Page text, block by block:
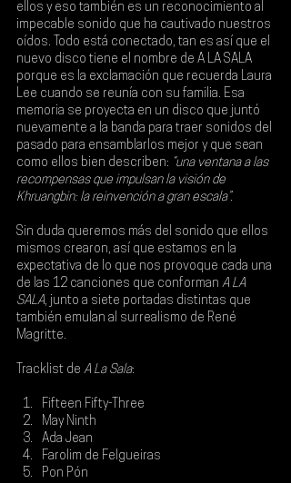
ellos y eso también es un reconocimiento al
impecable sonido que ha cautivado nuestros
oídos. Todo está conectado, tan es así que el
nuevo disco tiene el nombre de A LA SALA
porque es la exclamación que recuerda Laura
Lee cuando se reunía con su familia. Esa
memoria se proyecta en un disco que juntó
nuevamente a la banda para traer sonidos del
pasado para ensamblarlos mejor y que sean
como ellos bien describen: “una ventana a las
recompensas que impulsan la visión de
Khruangbin: la reinvención a gran escala”.
Sin duda queremos más del sonido que ellos
mismos crearon, así que estamos en la
expectativa de lo que nos provoque cada una
de las 12 canciones que conforman A LA
SALA, junto a siete portadas distintas que
también emulan al surrealismo de René
Magritte.
Tracklist de A La Sala:
Fifteen Fifty-Three
May Ninth
Ada Jean
Farolim de Felgueiras
Pon Pón